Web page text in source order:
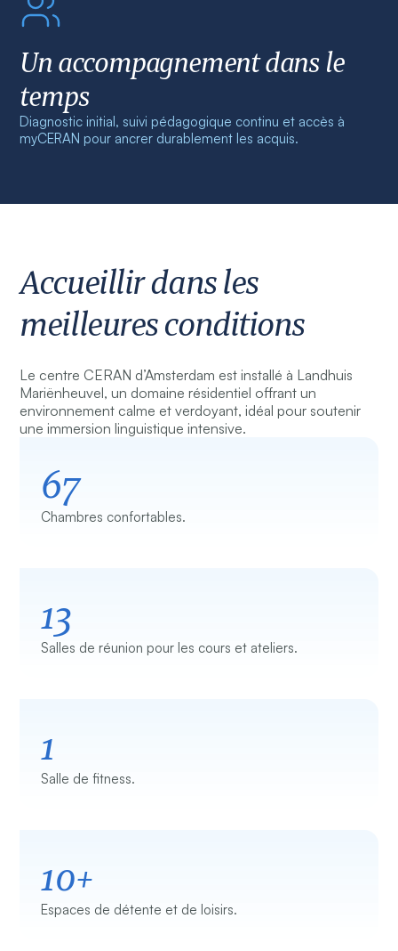
Un accompagnement dans le
temps
Diagnostic initial, suivi pédagogique continu et accès à
myCERAN pour ancrer durablement les acquis.
Accueillir dans les
meilleures conditions
Le centre CERAN d’Amsterdam est installé à Landhuis
Mariënheuvel, un domaine résidentiel offrant un
environnement calme et verdoyant, idéal pour soutenir
une immersion linguistique intensive.
67
Chambres confortables.
13
Salles de réunion pour les cours et ateliers.
1
Salle de fitness.
10+
Espaces de détente et de loisirs.